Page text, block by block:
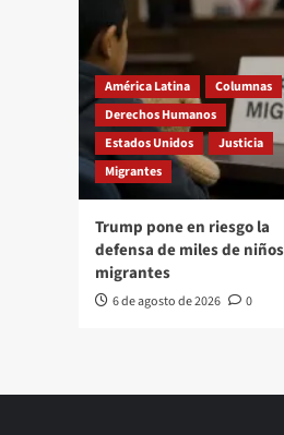
América Latina
Columnas
Derechos Humanos
Estados Unidos
Justicia
Migrantes
Trump pone en riesgo la
defensa de miles de niños
migrantes
6 de agosto de 2026 0